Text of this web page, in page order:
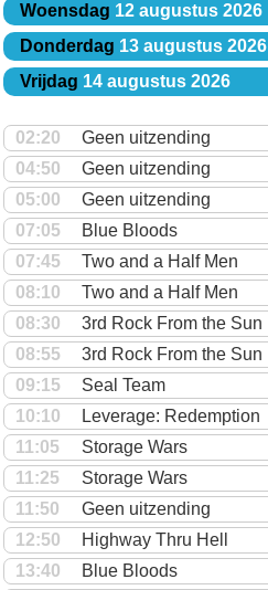
Woensdag 12 augustus 2026
Donderdag 13 augustus 2026
Vrijdag 14 augustus 2026
02:20
Geen uitzending
04:50
Geen uitzending
05:00
Geen uitzending
07:05
Blue Bloods
07:45
Two and a Half Men
08:10
Two and a Half Men
08:30
3rd Rock From the Sun
08:55
3rd Rock From the Sun
09:15
Seal Team
10:10
Leverage: Redemption
11:05
Storage Wars
11:25
Storage Wars
11:50
Geen uitzending
12:50
Highway Thru Hell
13:40
Blue Bloods